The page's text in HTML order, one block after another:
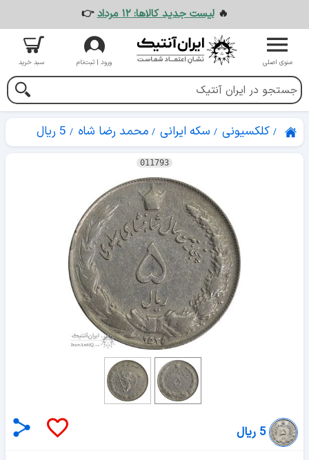
🔥لیست جدید کالاها: ۱۲ مرداد 👉
منوی اصلی ورود | ثبت‌نام سبد خرید
کلکسیونی سکه ایرانی محمد رضا شاه 5 ریال
011793
5 ریال